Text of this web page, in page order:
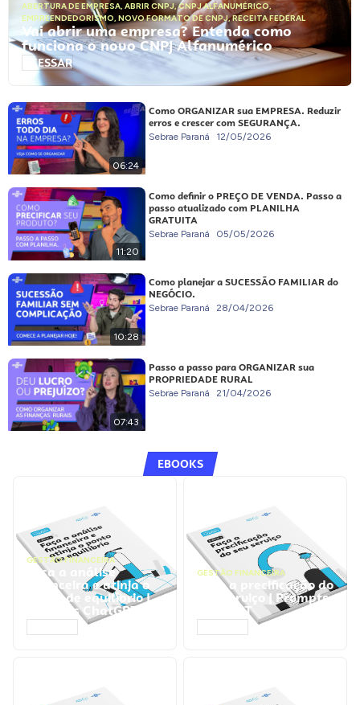
ABERTURA DE EMPRESA, ABRIR CNPJ,CNPJ ALFANUMÉRICO,
EMPREENDEDORISMO, NOVO FORMATO DE CNPJ,RECEITA FEDERAL
Vai abrir uma empresa? Entenda como
funciona o novo CNPJ Alfanumérico
ACESSAR
06:24
Como ORGANIZAR sua EMPRESA. Reduzir
erros e crescer com SEGURANÇA.
Sebrae Paraná 12/05/2026
11:20
Como definir o PREÇO DE VENDA. Passo a
passo atualizado com PLANILHA
GRATUITA
Sebrae Paraná 05/05/2026
10:28
Como planejar a SUCESSÃO FAMILIAR do
NEGÓCIO.
Sebrae Paraná 28/04/2026
07:43
Passo a passo para ORGANIZAR sua
PROPRIEDADE RURAL
Sebrae Paraná 21/04/2026
EBOOKS
GESTÃO FINANCEIRA
Faça a análise
financeira e atinja o
ponto de equilíbrio |
Prompts ChatGPT
GESTÃO FINANCEIRA
Faça a precificação do
seu serviço | Prompts
ChatGPT